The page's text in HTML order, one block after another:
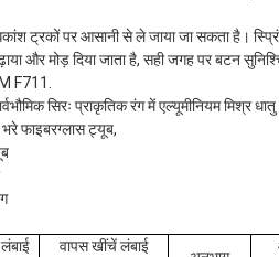
ट्रकों पर आसानी से ले जाया जा सकता है।
और मोड़ दिया जाता है, सही जगह पर बटन
F711.
सिरः प्राकृतिक रंग में एल्यूमीनियम मिश्र धातु
फाइबरग्लास ट्यूब,
वापस खींचें लंबाई